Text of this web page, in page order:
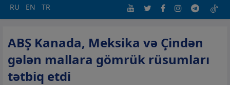
RU EN TR
ABŞ Kanada, Meksika və Çindən
gələn mallara gömrük rüsumları
tətbiq etdi